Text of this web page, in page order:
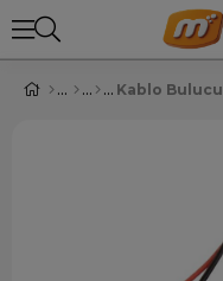
Kablo Bulucu